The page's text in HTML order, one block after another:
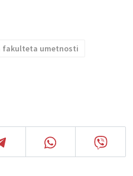
fakulteta umetnosti